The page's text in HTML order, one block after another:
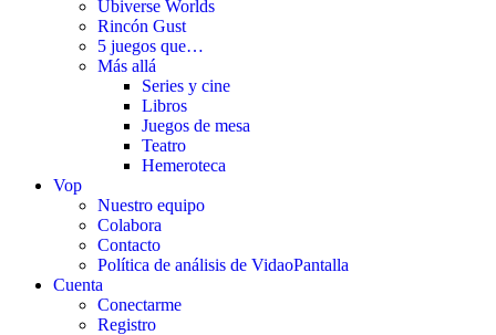
Ubiverse Worlds
Rincón Gust
5 juegos que…
Más allá
Series y cine
Libros
Juegos de mesa
Teatro
Hemeroteca
Vop
Nuestro equipo
Colabora
Contacto
Política de análisis de VidaoPantalla
Cuenta
Conectarme
Registro